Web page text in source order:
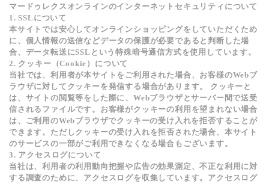
マードゥレクスオンラインのインターネットセキュリティについて
1. SSLについて
本サイトでは安心してオンラインショッピングをしていただくため
に、個人情報の送信などデータの保護が必要であると判断した場
合、データ転送にSSLという特殊暗号通信方式を使用しています。
2. クッキー（Cookie）について
当社では、利用者が本サイトをご利用された場合、お客様のWebブ
ラウザに対してクッキーを発信する場合があります。 クッキーと
は、サイトの閲覧等をした際に、Webブラウザとサーバー間で送受
信されるファイルです。お客様がクッキーの利用を望まれない場合
は、ご利用のWebブラウザでクッキーの受け入れを拒否することが
できます。ただしクッキーの受け入れを拒否された場合、本サイト
のサービスの一部がご利用できなくなる場合もございます。
3. アクセスログについて
当社は、利用者の利用動向把握や広告の効果測定、不正な利用に対
する調査のために、アクセスログを収集しています。アクセスログ